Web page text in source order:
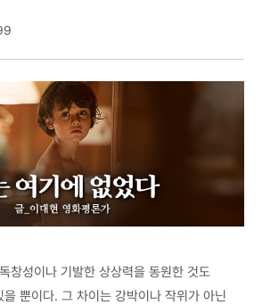
창성이나 기발한 상상력을 동원한 것도
을 뿐이다. 그 차이는 강박이나 작위가 아닌